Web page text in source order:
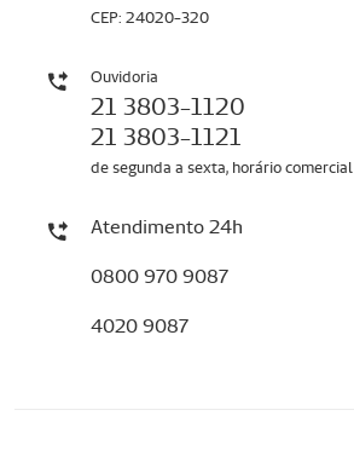
CEP: 24020-320
Ouvidoria
21 3803-1120
21 3803-1121
de segunda a sexta, horário comercial
Atendimento 24h
0800 970 9087
4020 9087